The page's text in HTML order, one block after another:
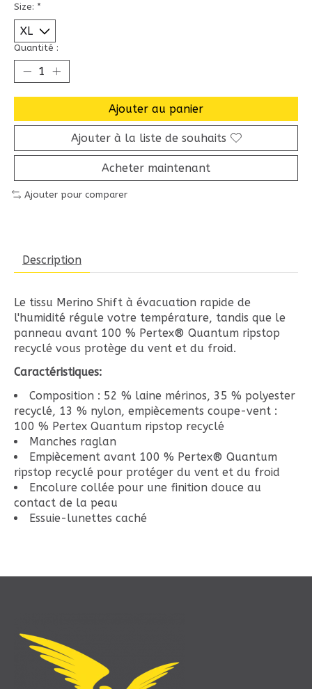
Size: *
Quantité :
Ajouter au panier
Ajouter à la liste de souhaits
Acheter maintenant
Ajouter pour comparer
Description
Le tissu Merino Shift à évacuation rapide de
l'humidité régule votre température, tandis que le
panneau avant 100 % Pertex® Quantum ripstop
recyclé vous protège du vent et du froid.
Caractéristiques:
Composition : 52 % laine mérinos, 35 % polyester
recyclé, 13 % nylon, empiècements coupe-vent :
100 % Pertex Quantum ripstop recyclé
Manches raglan
Empiècement avant 100 % Pertex® Quantum
ripstop recyclé pour protéger du vent et du froid
Encolure collée pour une finition douce au
contact de la peau
Essuie-lunettes caché